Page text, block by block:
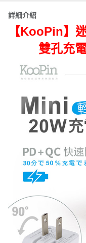
詳細介紹
【KooPin】
雙孔充